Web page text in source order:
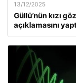
13/12/2025
Güllü’nün kızı
açıklamasını